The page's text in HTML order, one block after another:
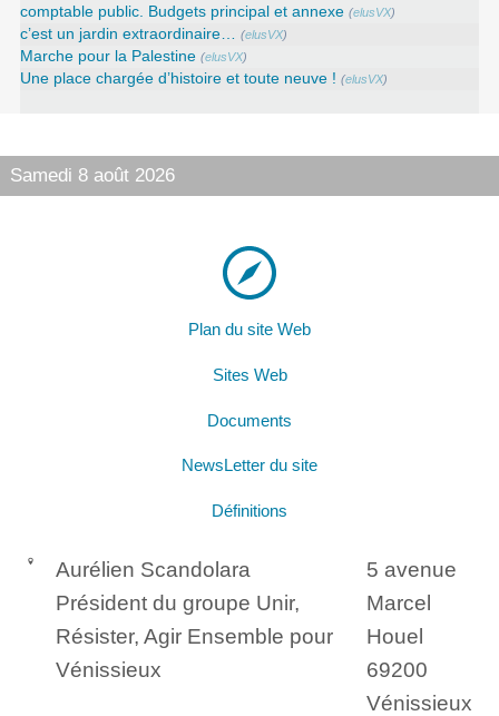
comptable public. Budgets principal et annexe (elusVX)
c’est un jardin extraordinaire… (elusVX)
Marche pour la Palestine (elusVX)
Une place chargée d’histoire et toute neuve ! (elusVX)
Samedi 8 août 2026
Plan du site Web
Sites Web
Documents
NewsLetter du site
Définitions
Aurélien Scandolara
Président du groupe Unir,
Résister, Agir Ensemble pour
Vénissieux
5 avenue
Marcel
Houel
69200
Vénissieux